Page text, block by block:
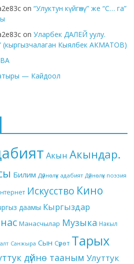
on“Улуктун күйгөнү” же “С… га”
onУларбек ДАЛЕЙ уулу.
Кыялбек АКМАТОВ)
— Кайдоол
Акын Акындар.
Билим Дүйнөлүк адабият Дүйнөлүк поэзия
Искусство Кино
даамы Кыргыздар
Манасчылар Музыка Накыл
Санжыра Сын Сүрөт Тарых
дүйнө тааным Улуттук